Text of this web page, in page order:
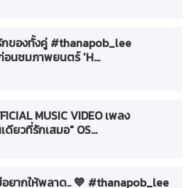
กของทั้งคู่ #thanapob_lee
นชมภาพยนตร์ 'H...
MUSIC VIDEO เพลง
ยวที่รักเสมอ" OS...
อยากให้พลาด.. 💙 #thanapob_lee